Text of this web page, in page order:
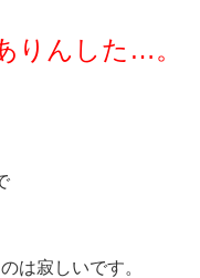
りんした…。
は寂しいです。